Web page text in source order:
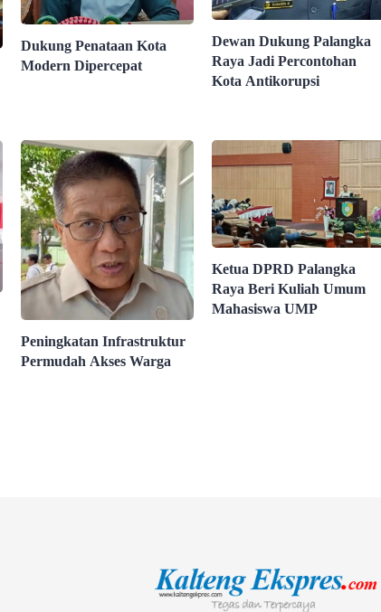
Dukung Penataan Kota
Modern Dipercepat
Dewan Dukung Palangka
Raya Jadi Percontohan
Kota Antikorupsi
Peningkatan Infrastruktur
Permudah Akses Warga
Ketua DPRD Palangka
Raya Beri Kuliah Umum
Mahasiswa UMP